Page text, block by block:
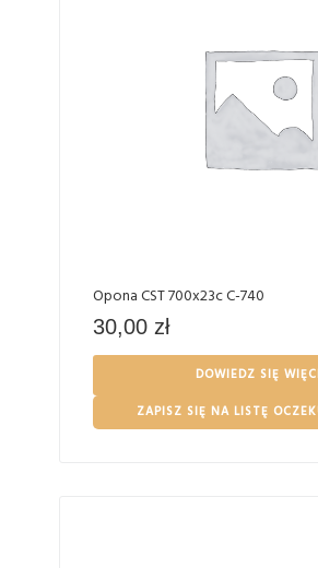
Opona CST 700x23c C-740
30,00 zł
DOWIEDZ SIĘ
ZAPISZ SIĘ NA LISTĘ